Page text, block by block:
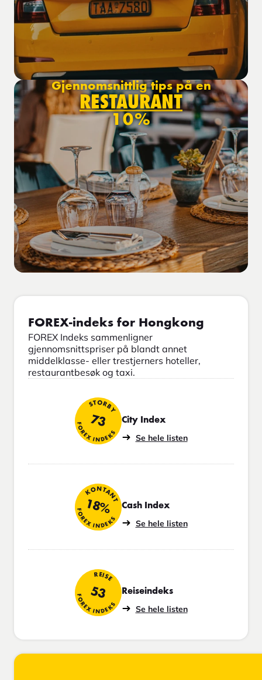
Gjennomsnittlig tips på en
RESTAURANT
10%
FOREX-indeks for Hongkong
FOREX Indeks sammenligner
gjennomsnittspriser på blandt annet
middelklasse- eller trestjerners hoteller,
restaurantbesøk og taxi.
STORBY
73
FOREX INDEKS City Index
Se hele listen
KONTANT
18%
FOREX INDEKS Cash Index
Se hele listen
REISE
53
FOREX INDEKS Reiseindeks
Se hele listen